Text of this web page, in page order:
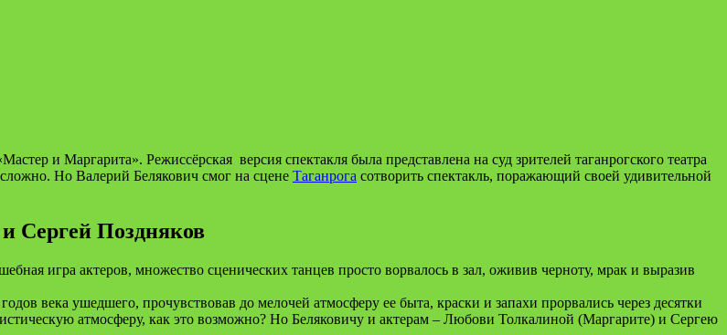
и Маргарита». Режиссёрская версия спектакля была представлена на суд зрителей таганрогского театра
Но Валерий Белякович смог на сцене Таганрога сотворить спектакль, поражающий своей удивительной
Сергей Поздняков
игра актеров, множество сценических танцев просто ворвалось в зал, оживив черноту, мрак и выразив
века ушедшего, прочувствовав до мелочей атмосферу ее быта, краски и запахи прорвались через десятки
атмосферу, как это возможно? Но Беляковичу и актерам – Любови Толкалиной (Маргарите) и Сергею